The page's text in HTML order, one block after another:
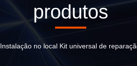
produtos
Instalação no local Kit universal de